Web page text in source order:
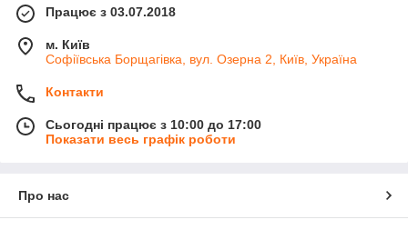
Працює з 03.07.2018
м. Київ
Софіївська Борщагівка, вул. Озерна 2, Київ, Україна
Контакти
Сьогодні працює з 10:00 до 17:00
Показати весь графік роботи
Про нас